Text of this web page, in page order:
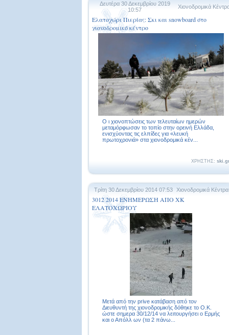
Δευτέρα 30 Δεκεμβρίου 2019
10:57
Χιονοδρομικά
Ελατοχώρι Πιερίας: Σκι και snowboard στο
χιονοδρομικό κέντρο
Ο ι χιονοπτώσεις των τελευταίων ημερών
μεταμόρφωσαν το τοπίο στην ορεινή Ελλάδα,
ενισχύοντας τις ελπίδες για «λευκή
πρωτοχρονιά» στα χιονοδρομικά κέν...
ΧΡΗΣΤΗΣ:
Τρίτη 30 Δεκεμβρίου 2014 07:53 Χιονοδρομικά Κέντρα
3012 2014 ΕΝΗΜΕΡΩΣΗ ΑΠΟ ΧΚ
ΕΛΑΤΟΧΩΡΙΟΥ
Μετά από την prive κατάβαση από τον
Διευθυντή της χιονοδρομικής δόθηκε το O.K.
ώστε σημερα 30/12/14 να λειτουργήσει ο Ερμής
και ο Απόλλ ων (τα 2 πάνω...